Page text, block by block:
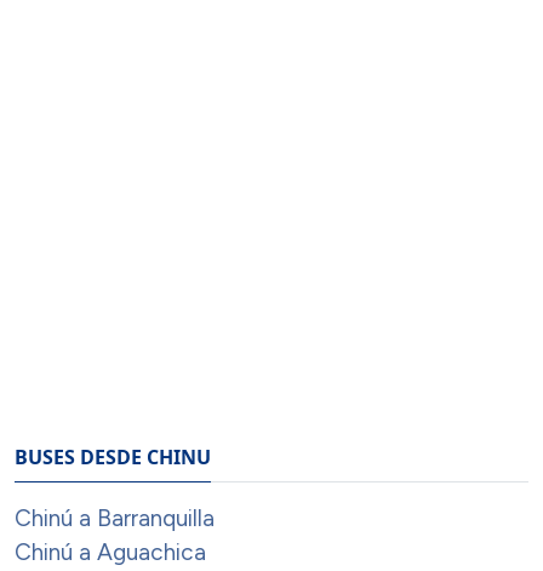
BUSES DESDE CHINU
Chinú a Barranquilla
Chinú a Aguachica